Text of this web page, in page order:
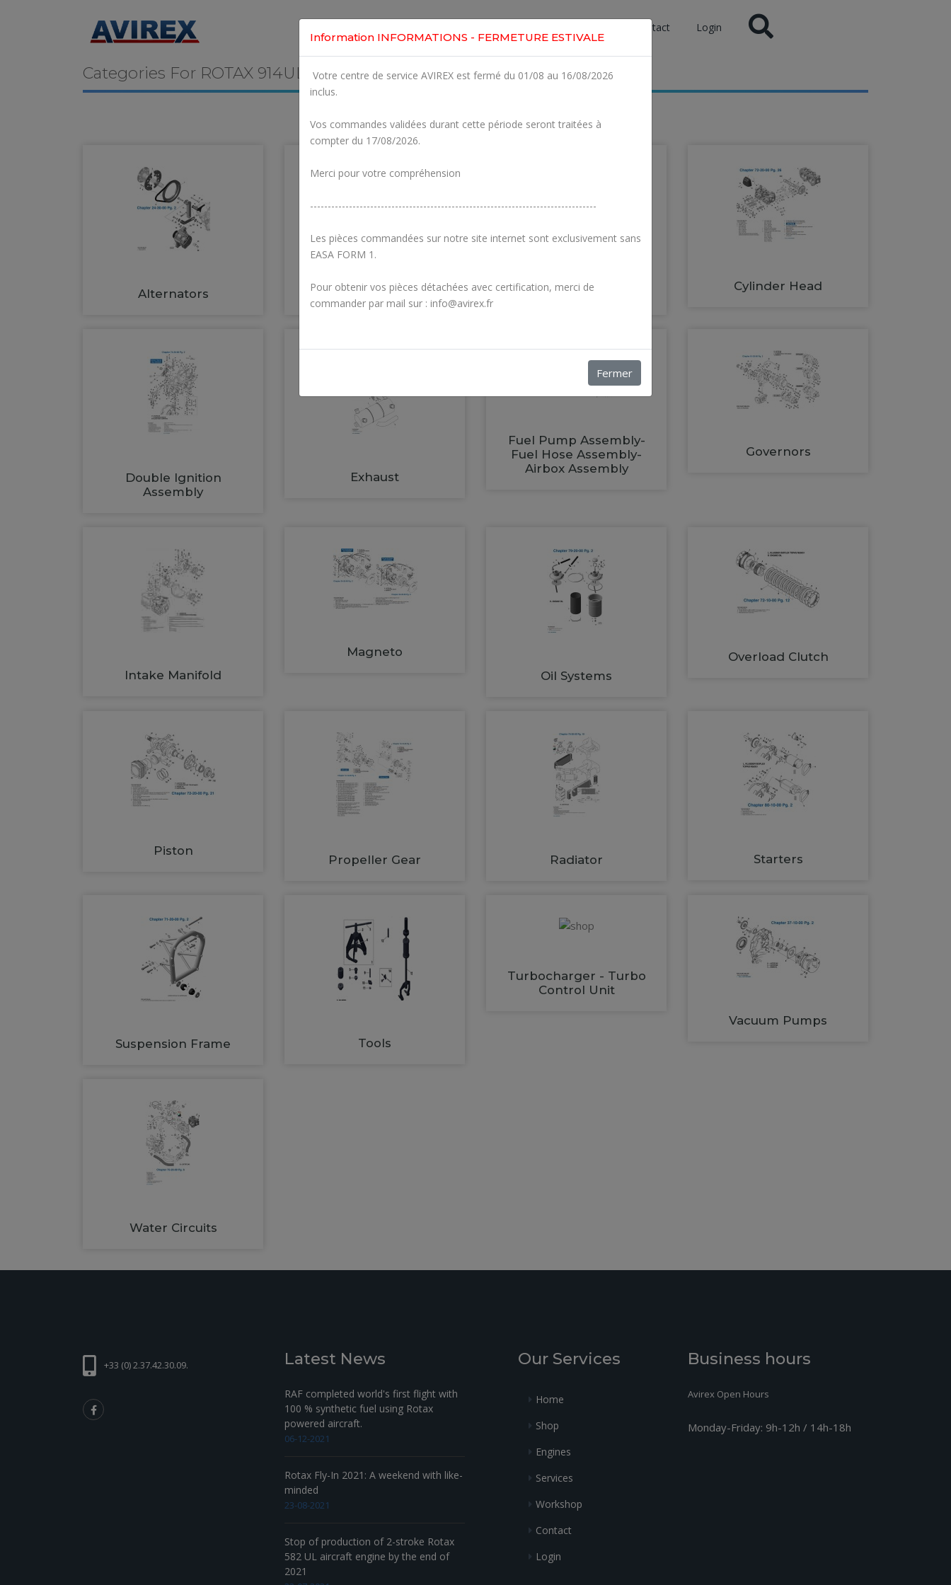
Contact Login
Categories For ROTAX 914UL
Alternators Carburetors Crankcase
Cylinder Head
Double Ignition
Assembly
Exhaust
Fuel Pump Assembly-
Fuel Hose Assembly-
Airbox Assembly
Governors
Intake Manifold
Magneto
Oil Systems
Overload Clutch
Piston
Propeller Gear Radiator Starters
Suspension Frame Tools
Turbocharger - Turbo
Control Unit
Vacuum Pumps
Water Circuits
+33 (0) 2.37.42.30.09. Latest News
RAF completed world's first flight with
100 % synthetic fuel using Rotax
powered aircraft.
06-12-2021
Rotax Fly-In 2021: A weekend with like-
minded
23-08-2021
Stop of production of 2-stroke Rotax
582 UL aircraft engine by the end of
2021
Our Services
Home
Shop
Engines
Services
Workshop
Contact
Login
Business hours
Avirex Open Hours
Monday-Friday: 9h-12h / 14h-18h
Information INFORMATIONS - FERMETURE ESTIVALE
Votre centre de service AVIREX est fermé du 01/08 au 16/08/2026
inclus.
Vos commandes validées durant cette période seront traitées à
compter du 17/08/2026.
Merci pour votre compréhension
---------------------------------------------------------------------------------
Les pièces commandées sur notre site internet sont exclusivement sans
EASA FORM 1.
Pour obtenir vos pièces détachées avec certification, merci de
commander par mail sur : info@avirex.fr
Fermer